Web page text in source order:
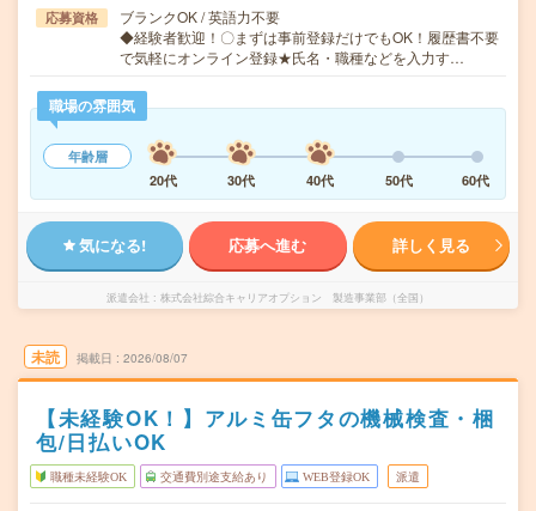
応募資格
ブランクOK / 英語力不要
◆経験者歓迎！〇まずは事前登録だけでもOK！履歴書不要
で気軽にオンライン登録★氏名・職種などを入力す…
職場の雰囲気
年齢層
20代
30代 40代 50代 60代
気になる! 応募へ進む 詳しく見る
派遣会社 株式会社綜合キャリアオプション 製造事業部（全国）
未読 掲載日 2026/08/07
【未経験OK！】アルミ缶フタの機械検査・梱
包/日払いOK
職種未経験OK 交通費別途支給あり WEB登録OK 派遣